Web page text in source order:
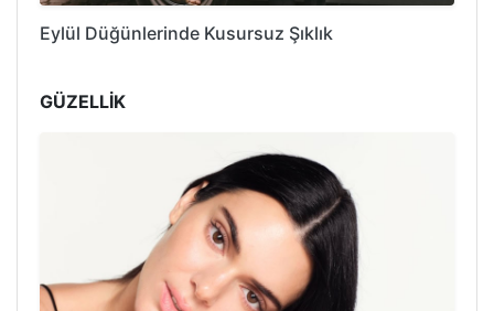
Eylül Düğünlerinde Kusursuz Şıklık
GÜZELLİK